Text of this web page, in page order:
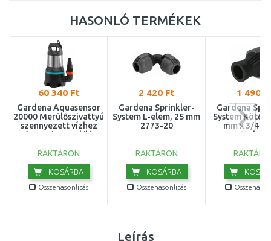
HASONLÓ TERMÉKEK
60 340 Ft
Gardena Aquasensor
20000 Merülőszivattyú
szennyezett vízhez
(750W/20 000l/h)
RAKTÁRON
KOSÁRBA
Összehasonlítás
2 420 Ft
Gardena Sprinkler-
System L-elem, 25 mm
2773-20
RAKTÁRON
KOSÁRBA
Összehasonlítás
1 490
Gardena
System
mm x 3/4"
menettel
Leírás